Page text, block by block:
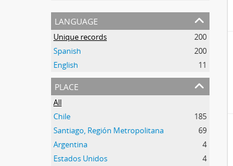
language
Unique records
200
Spanish
200
English
11
place
All
Chile
185
Santiago, Región Metropolitana
69
Argentina
4
Estados Unidos
4